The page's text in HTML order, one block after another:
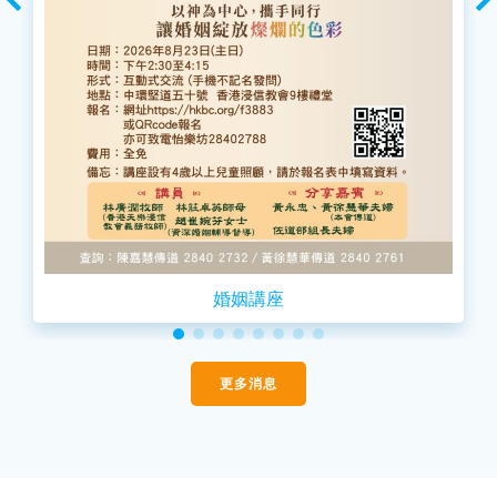
婚姻講座
更多消息